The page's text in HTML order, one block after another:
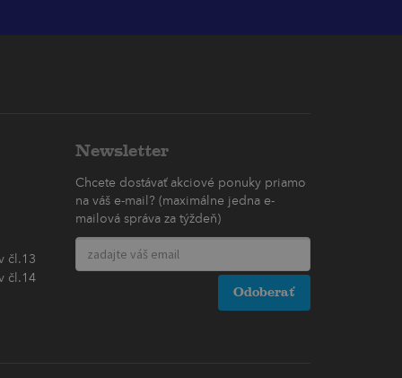
čl.13
čl.14
Newsletter
Chcete dostávať akciové ponuky priamo
na váš e-mail? (maximálne jedna e-
mailová správa za týždeň)
Odoberať